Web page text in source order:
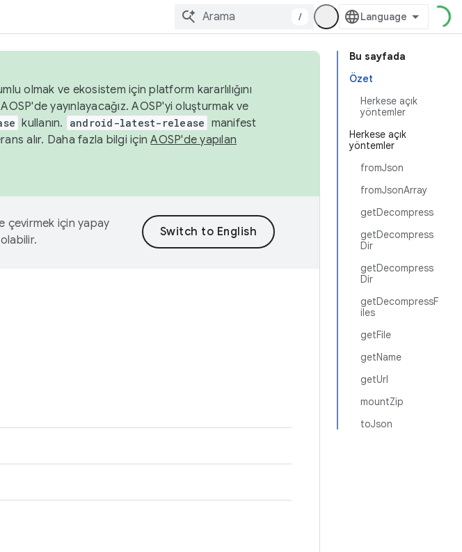
/
Bu sayfada
Özet
Herkese açık
yöntemler
Herkese açık
yöntemler
fromJson
fromJsonArray
getDecompress
getDecompress
Dir
getDecompress
Dir
getDecompressF
iles
getFile
getName
getUrl
mountZip
toJson
olmak ve ekosistem için platform kararlılığını
yayınlayacağız. AOSP'yi oluşturmak ve
kullanın. android-latest-release manifest
alır. Daha fazla bilgi içinAOSP'de yapılan
çevirmek için yapay